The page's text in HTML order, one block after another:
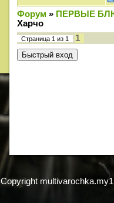
Форум » ПЕРВЫЕ
Харчо
Страница 1 из 1 1
Copyright